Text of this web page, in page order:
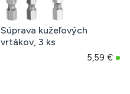
Súprava kužeľových
vrtákov, 3 ks
5,59 €